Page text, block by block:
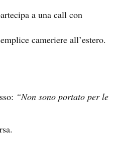
a una call con
cameriere all’estero.
“Non sono portato per le